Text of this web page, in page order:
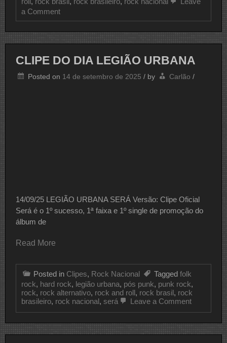
a Commenton
CLIPE
LEGIÃO
CLIPE DO DIA LEGIÃO URBANA
Posted on 14 de setembro de 2025 / by Carlão /
14/09/25 LEGIÃO URBANA SERÁ Versão: Clipe Oficial
Será é o 1º sucesso, 1ª faixa e 1º single de promoção do
álbum de
Read More
Posted in Clipes, Rock Nacional Tagged folk
rock, hard rock, legião urbana, pós punk, punk rock,
rock, rock alternativo, rock and roll, rock brasil, rock
brasileiro, rock nacional, será Leave a Commenton
LEGIÃO